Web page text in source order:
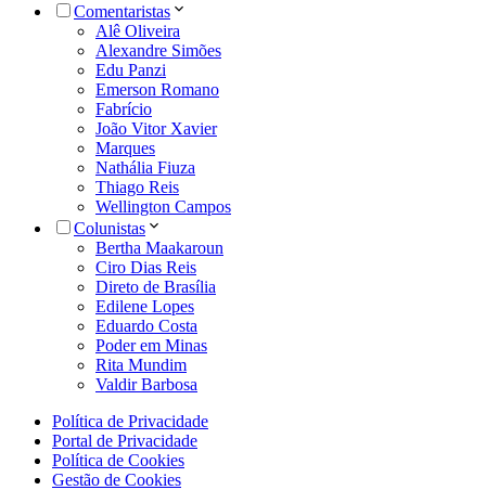
Comentaristas
Alê Oliveira
Alexandre Simões
Edu Panzi
Emerson Romano
Fabrício
João Vitor Xavier
Marques
Nathália Fiuza
Thiago Reis
Wellington Campos
Colunistas
Bertha Maakaroun
Ciro Dias Reis
Direto de Brasília
Edilene Lopes
Eduardo Costa
Poder em Minas
Rita Mundim
Valdir Barbosa
Política de Privacidade
Portal de Privacidade
Política de Cookies
Gestão de Cookies